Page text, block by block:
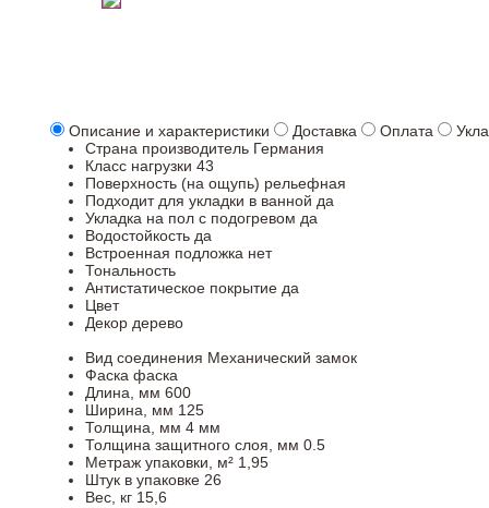
Описание и характеристики Доставка Оплата
Страна производитель Германия
Класс нагрузки 43
Поверхность (на ощупь) рельефная
Подходит для укладки в ванной да
Укладка на пол c подогревом да
Водостойкость да
Встроенная подложка нет
Тональность
Антистатическое покрытие да
Цвет
Декор дерево
Вид соединения Механический замок
Фаска фаска
Длина, мм 600
Ширина, мм 125
Толщина, мм 4 мм
Толщина защитного слоя, мм 0.5
Метраж упаковки, м² 1,95
Штук в упаковке 26
Вес, кг 15,6